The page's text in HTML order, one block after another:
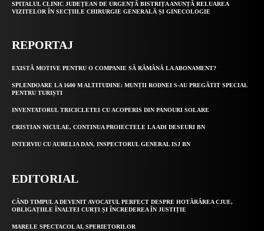
SPITALUL CLINIC JUDEȚEAN DE URGENȚĂ BISTRIȚA ANUNȚĂ RELUAREA
VIZITELOR ÎN SECȚIILE CHIRURGIE GENERALĂ ȘI GINECOLOGIE
REPORTAJ
EXISTĂ MOTIVE PENTRU O COMPANIE SĂ RĂMÂNĂ LA ABONAMENT?
SPLENDOARE LA 1600 M ALTITUDINE: MUNȚII RODNEI S-AU PREGĂTIT SPECIAL
PENTRU TURIȘTI
INVENTATORUL TRICICLETEI CU ACOPERIS DIN PANOURI SOLARE
CRISTIAN NICULAE, CONTINUA PROIECTELE LA ADI DESEURI BN
INTERVIU CU AURELIA DAN, INSPECTORUL GENERAL ISJ BN
EDITORIAL
CÂND TIMPUL A DEVENIT AVOCATUL PERFECT DESPRE HOTĂRÂREA CJUE,
OBLIGAȚIILE ÎNALTEI CURȚI ȘI ÎNCREDEREA ÎN JUSTIȚIE
MARELE SPECTACOL AL SPERIETORILOR